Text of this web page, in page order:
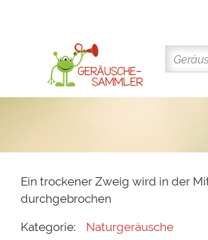
Inhalt
Ein trockener Zweig wird in der
durchgebrochen
Kategorie: Naturgeräusche